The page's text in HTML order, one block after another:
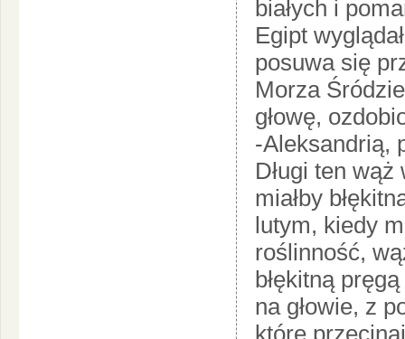
białych i
Egipt
posuwa się
Morza
głowę,
-Aleksandrią,
Długi ten
miałby
lutym, kiedy
roślinność,
błękitną
na głowie, z
które